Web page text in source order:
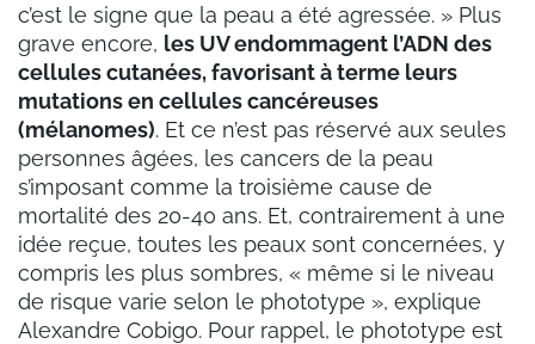
c’est le signe que la peau a été agressée. » Plus
grave encore, les UV endommagent l’ADN des
cellules cutanées, favorisant à terme leurs
mutations en cellules cancéreuses
(mélanomes). Et ce n’est pas réservé aux seules
personnes âgées, les cancers de la peau
s’imposant comme la troisième cause de
mortalité des 20-40 ans. Et, contrairement à une
idée reçue, toutes les peaux sont concernées, y
compris les plus sombres, « même si le niveau
de risque varie selon le phototype », explique
Alexandre Cobigo. Pour rappel, le phototype est